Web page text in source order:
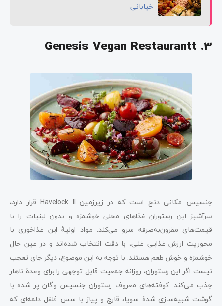
خیابانی
Genesis Vegan Restaurantt .3
جنسیس مکانی دنج است که در زیرزمین Havelock II قرار دارد،
سرآشپز این رستوران غذاهای محلی خوشمزه و بدون لبنیات را با
قیمت‌های مقرون‌به‌صرفه سرو می‌کند. مواد اولیۀ این غذاخوری با
محوریت ارزش غذایی غنی، با دقت انتخاب شده‌اند و در عین حال
خوشمزه و خوش طعم هستند. با توجه به این موضوع، دیگر جای تعجب
نیست اگر این رستوران، روزانه جمعیت قابل توجهی را برای وعدۀ ناهار
جذب می‌کند. کوفته‌های معروف رستوران جنسیس وگان پر شده با
گوشت شبیه‌سازی شدۀ سویا، قارچ و پیاز با سس فلفل دلمه‌ای که